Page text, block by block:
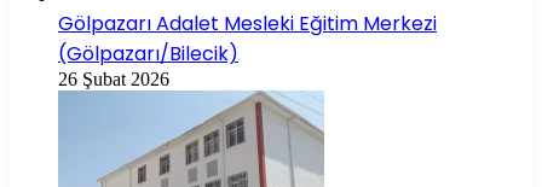
Gölpazarı Adalet Mesleki Eğitim Merkezi
(Gölpazarı/Bilecik)
26 Şubat 2026